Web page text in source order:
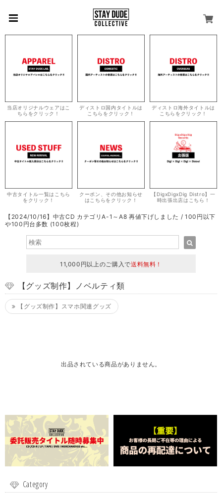
当店オリジナルウェアはこ
ちらをクリック！
ディストロ国内タイトルは
こちらをクリック！
ディストロ海外タイトルは
こちらをクリック！
中古タイトル一覧はこちら
をクリック！
クーポン、その他お知らせ
はこちらをクリック！
【DigxDigxDig Distro】一
時出張出店はこちら！
【2024/10/16】中古CD カテゴリA-1～A8 再値下げしました / 100円以下
や100円台多数 (100枚程)
11,000円以上のご購入で送料無料！
【グッズ制作】ノベルティ類
【グッズ制作】スマホ関連グッズ
出品されている商品がありません。
Category